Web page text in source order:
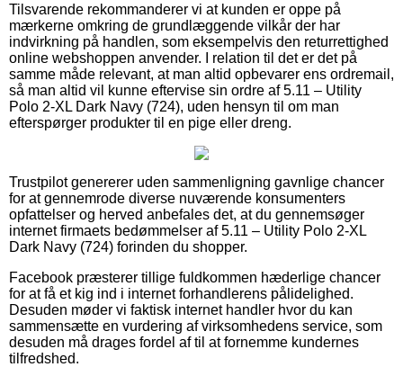
Tilsvarende rekommanderer vi at kunden er oppe på
mærkerne omkring de grundlæggende vilkår der har
indvirkning på handlen, som eksempelvis den returrettighed
online webshoppen anvender. I relation til det er det på
samme måde relevant, at man altid opbevarer ens ordremail,
så man altid vil kunne eftervise sin ordre af 5.11 – Utility
Polo 2-XL Dark Navy (724), uden hensyn til om man
efterspørger produkter til en pige eller dreng.
Trustpilot genererer uden sammenligning gavnlige chancer
for at gennemrode diverse nuværende konsumenters
opfattelser og herved anbefales det, at du gennemsøger
internet firmaets bedømmelser af 5.11 – Utility Polo 2-XL
Dark Navy (724) forinden du shopper.
Facebook præsterer tillige fuldkommen hæderlige chancer
for at få et kig ind i internet forhandlerens pålidelighed.
Desuden møder vi faktisk internet handler hvor du kan
sammensætte en vurdering af virksomhedens service, som
desuden må drages fordel af til at fornemme kundernes
tilfredshed.